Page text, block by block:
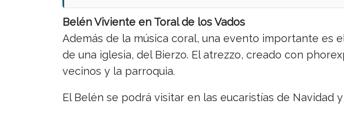
Belén Viviente en Toral de los Vados
Además de la música coral, una evento importante es
de una iglesia, del Bierzo. El atrezzo, creado con
vecinos y la parroquia.
El Belén se podrá visitar en las eucaristías de Navidad y